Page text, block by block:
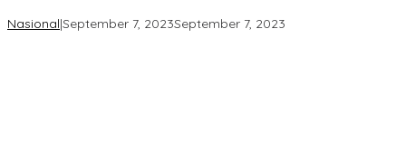
Nasional|September 7, 2023September 7, 2023